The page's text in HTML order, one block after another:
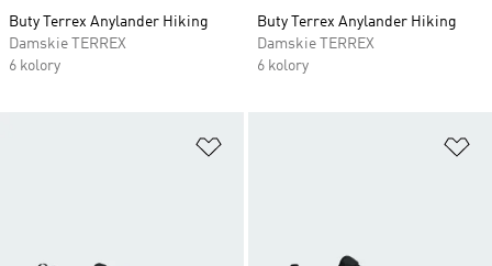
Buty Terrex Anylander Hiking
Damskie TERREX
6 kolory
Buty Terrex Anylander Hiking
Damskie TERREX
6 kolory